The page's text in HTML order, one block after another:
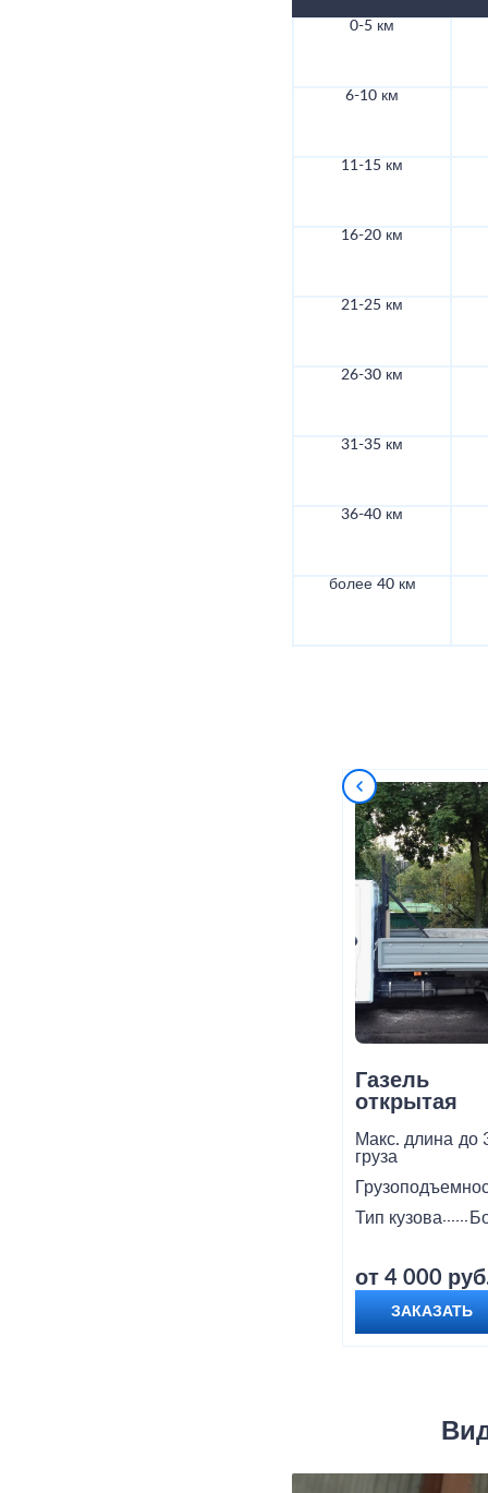
0-5 км
6-10 км
11-15 км
16-20 км
21-25 км
26-30 км
31-35 км
36-40 км
более 40 км
Газель
открытая
Макс. длина
груза
до
Тип кузова
от 4 000
ЗАКАЗАТЬ